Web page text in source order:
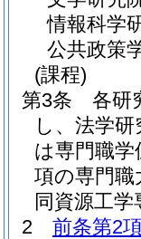
情報科学
公共政策
(課程)
第3条
各研
し、法学
は専門職学
項の専門
同資源工
2
前条第2